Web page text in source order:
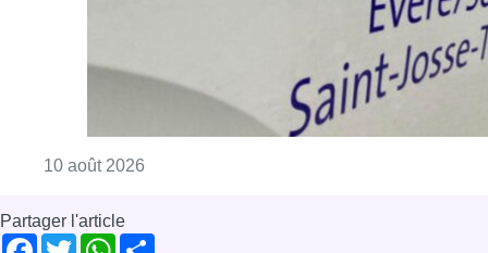
10 août 2026
Partager l'article
Facebook
TwitterWhatsApp